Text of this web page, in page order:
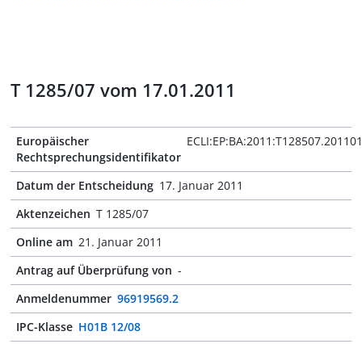
T 1285/07 vom 17.01.2011
Europäischer
Rechtsprechungsidentifikator
Datum der Entscheidung 17. Januar 2011
Aktenzeichen T 1285/07
Online am 21. Januar 2011
Antrag auf Überprüfung von -
Anmeldenummer 96919569.2
IPC-Klasse H01B 12/08